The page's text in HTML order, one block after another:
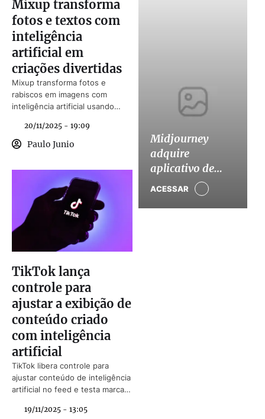
Mixup transforma
fotos e textos com
inteligência
artificial em
criações divertidas
Mixup transforma fotos e
rabiscos em imagens com
inteligência artificial usando
20/11/2025 - 19:09
Paulo Junio
TikTok lança
controle para
ajustar a exibição de
conteúdo criado
com inteligência
artificial
TikTok libera controle para
ajustar conteúdo de inteligência
artificial no feed e testa marca
vídeos.
19/11/2025 - 13:05
Midjourney
adquire
aplicativo de
astrologia Co-
expansão
ACESSAR